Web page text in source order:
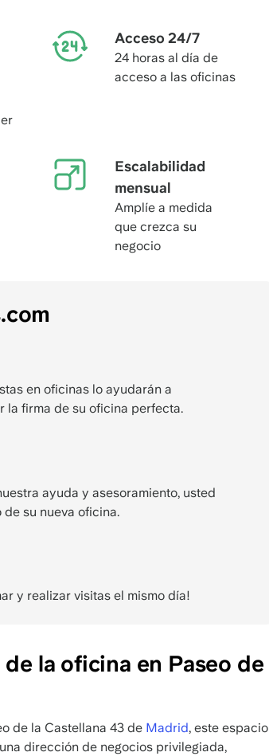
Acceso 24/7
24 horas al día de
acceso a las oficinas
Escalabilidad
mensual
Amplíe a medida
que crezca su
negocio
en oficinas lo ayudarán a
la firma de su oficina perfecta.
ayuda y asesoramiento, usted
su nueva oficina.
y realizar visitas el mismo día!
la oficina en Paseo de
de la Castellana 43 de Madrid, este espacio
dirección de negocios privilegiada,